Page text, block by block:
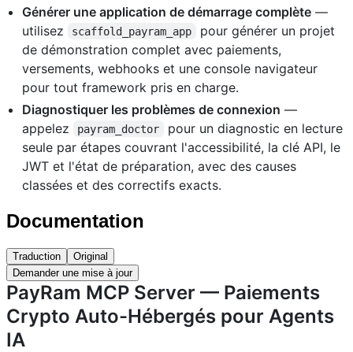
Générer une application de démarrage complète —
utilisez
scaffold_payram_app
pour générer un projet
de démonstration complet avec paiements,
versements, webhooks et une console navigateur
pour tout framework pris en charge.
Diagnostiquer les problèmes de connexion —
appelez
payram_doctor
pour un diagnostic en lecture
seule par étapes couvrant l'accessibilité, la clé API, le
JWT et l'état de préparation, avec des causes
classées et des correctifs exacts.
Documentation
Traduction
Original
Demander une mise à jour
PayRam MCP Server — Paiements
Crypto Auto-Hébergés pour Agents
IA